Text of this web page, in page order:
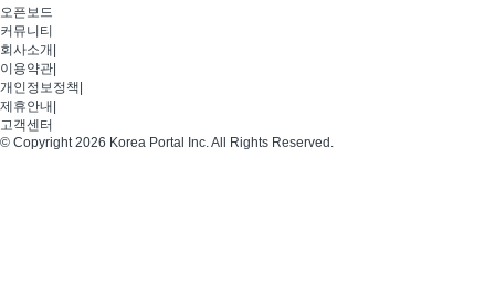
오픈보드
커뮤니티
회사소개
이용약관
개인정보정책
제휴안내
고객센터
© Copyright 2026 Korea Portal Inc. All Rights Reserved.